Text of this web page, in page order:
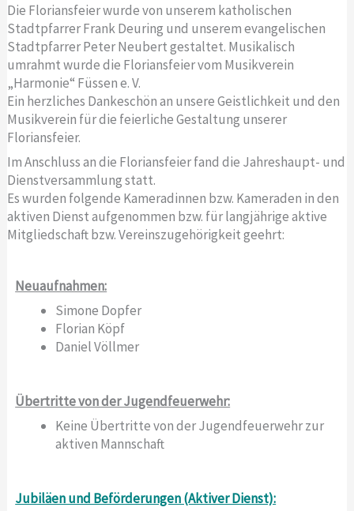
Die Floriansfeier wurde von unserem katholischen
Stadtpfarrer Frank Deuring und unserem evangelischen
Stadtpfarrer Peter Neubert gestaltet. Musikalisch
umrahmt wurde die Floriansfeier vom Musikverein
„Harmonie“ Füssen e. V.
Ein herzliches Dankeschön an unsere Geistlichkeit und den
Musikverein für die feierliche Gestaltung unserer
Floriansfeier.
Im Anschluss an die Floriansfeier fand die Jahreshaupt- und
Dienstversammlung statt.
Es wurden folgende Kameradinnen bzw. Kameraden in den
aktiven Dienst aufgenommen bzw. für langjährige aktive
Mitgliedschaft bzw. Vereinszugehörigkeit geehrt:
Neuaufnahmen:
Simone Dopfer
Florian Köpf
Daniel Völlmer
Übertritte von der Jugendfeuerwehr:
Keine Übertritte von der Jugendfeuerwehr zur
aktiven Mannschaft
Jubiläen und Beförderungen (Aktiver Dienst):